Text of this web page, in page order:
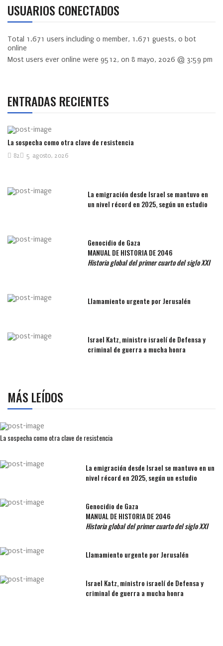
USUARIOS CONECTADOS
Total 1.671 users including 0 member, 1.671 guests, 0 bot
online
Most users ever online were 9512, on 8 mayo, 2026 @ 3:59 pm
ENTRADAS RECIENTES
La sospecha como otra clave de resistencia
5 agosto, 2026
82
La emigración desde Israel se mantuvo en
un nivel récord en 2025, según un estudio
Genocidio de Gaza
MANUAL DE HISTORIA DE 2046
Historia global del primer cuarto del siglo XXI
Llamamiento urgente por Jerusalén
Israel Katz, ministro israelí de Defensa y
criminal de guerra a mucha honra
MÁS LEÍDOS
La sospecha como otra clave de resistencia
La emigración desde Israel se mantuvo en un
nivel récord en 2025, según un estudio
Genocidio de Gaza
MANUAL DE HISTORIA DE 2046
Historia global del primer cuarto del siglo XXI
Llamamiento urgente por Jerusalén
Israel Katz, ministro israelí de Defensa y
criminal de guerra a mucha honra